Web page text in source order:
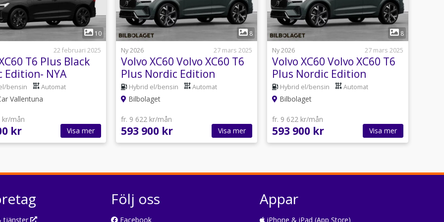
1
10
22 februari 2025
T6 Plus Black
Edition- NYA
MY26
bensin Automat
Vallentuna
kr/mån
kr Visa mer
1
8
Ny 2026
27 mars 2025
Volvo XC60 Volvo XC60 T6
Plus Nordic Edition
Hybrid el/bensin Automat
Bilbolaget
fr. 9 622 kr/mån
593 900 kr Visa mer
1
8
Ny 2026
27 mars 2025
Volvo XC60 Volvo XC60 T6
Plus Nordic Edition
Hybrid el/bensin Automat
Bilbolaget
fr. 9 622 kr/mån
593 900 kr Visa mer
tjänster
Följ oss
Facebook
Appar
iPhone & iPad (App Store)